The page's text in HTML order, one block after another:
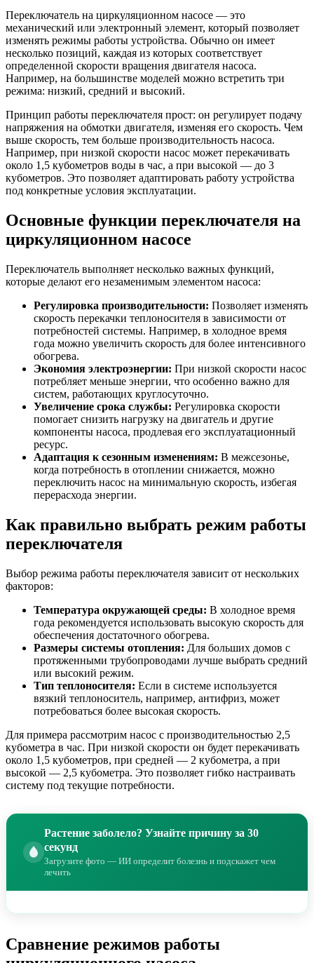
Переключатель на циркуляционном насосе — это
механический или электронный элемент, который позволяет
изменять режимы работы устройства. Обычно он имеет
несколько позиций, каждая из которых соответствует
определенной скорости вращения двигателя насоса.
Например, на большинстве моделей можно встретить три
режима: низкий, средний и высокий.
Принцип работы переключателя прост: он регулирует подачу
напряжения на обмотки двигателя, изменяя его скорость. Чем
выше скорость, тем больше производительность насоса.
Например, при низкой скорости насос может перекачивать
около 1,5 кубометров воды в час, а при высокой — до 3
кубометров. Это позволяет адаптировать работу устройства
под конкретные условия эксплуатации.
Основные функции переключателя на
циркуляционном насосе
Переключатель выполняет несколько важных функций,
которые делают его незаменимым элементом насоса:
Регулировка производительности: Позволяет изменять
скорость перекачки теплоносителя в зависимости от
потребностей системы. Например, в холодное время
года можно увеличить скорость для более интенсивного
обогрева.
Экономия электроэнергии: При низкой скорости насос
потребляет меньше энергии, что особенно важно для
систем, работающих круглосуточно.
Увеличение срока службы: Регулировка скорости
помогает снизить нагрузку на двигатель и другие
компоненты насоса, продлевая его эксплуатационный
ресурс.
Адаптация к сезонным изменениям: В межсезонье,
когда потребность в отоплении снижается, можно
переключить насос на минимальную скорость, избегая
перерасхода энергии.
Как правильно выбрать режим работы
переключателя
Выбор режима работы переключателя зависит от нескольких
факторов:
Температура окружающей среды: В холодное время
года рекомендуется использовать высокую скорость для
обеспечения достаточного обогрева.
Размеры системы отопления: Для больших домов с
протяженными трубопроводами лучше выбрать средний
или высокий режим.
Тип теплоносителя: Если в системе используется
вязкий теплоноситель, например, антифриз, может
потребоваться более высокая скорость.
Для примера рассмотрим насос с производительностью 2,5
кубометра в час. При низкой скорости он будет перекачивать
около 1,5 кубометров, при средней — 2 кубометра, а при
высокой — 2,5 кубометра. Это позволяет гибко настраивать
систему под текущие потребности.
Растение заболело? Узнайте причину за 30
секунд
Загрузите фото — ИИ определит болезнь и подскажет чем
лечить
Сравнение режимов работы